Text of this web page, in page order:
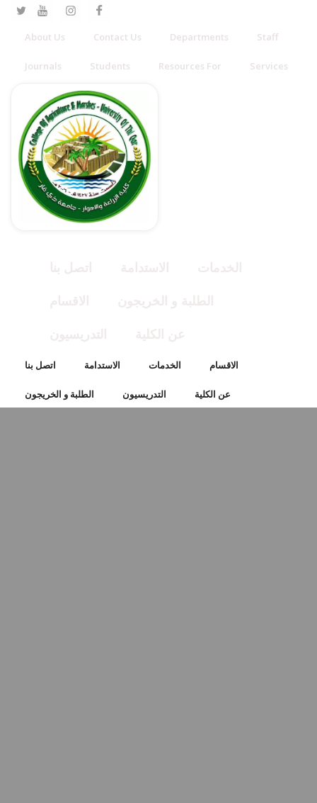
About Us Contact Us Departments Staff
Journals Students Resources For Services
اتصل بنا الاستدامة الخدمات الاقسام
الطلبة و الخريجون التدريسيون عن الكلية